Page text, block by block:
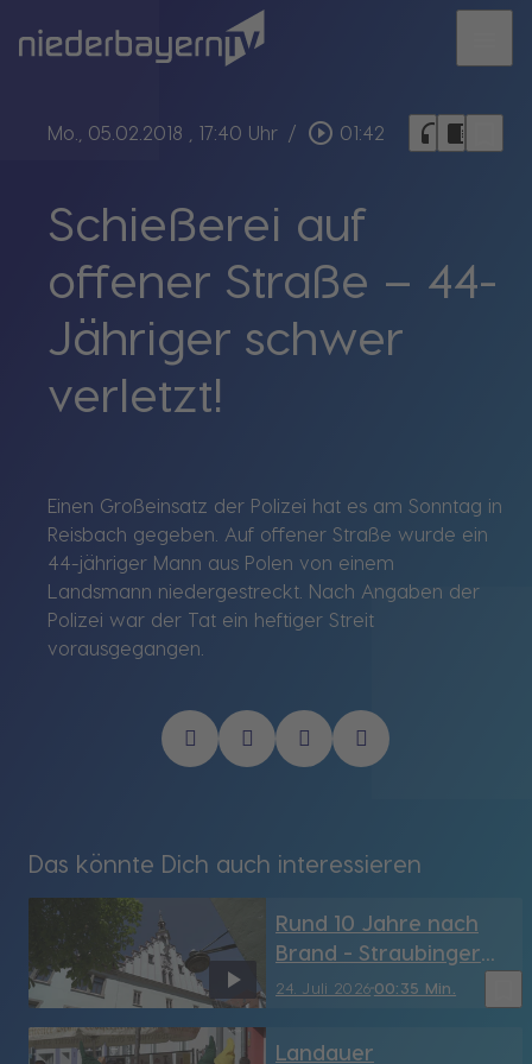
Mo., 05.02.2018 , 17:40 Uhr / play_circle_outline 01:42 headphones chrome_reader_mode
Schießerei auf
offener Straße – 44-
Jähriger schwer
verletzt!
Einen Großeinsatz der Polizei hat es am Sonntag in
Reisbach gegeben. Auf offener Straße wurde ein
44-jähriger Mann aus Polen von einem
Landsmann niedergestreckt. Nach Angaben der
Polizei war der Tat ein heftiger Streit
vorausgegangen.
Das könnte Dich auch interessieren
24. Juli 202600:35 Min.
Rund 10 Jahre nach
Brand - Straubinger
Rathaus hat sein
Türmchen wieder (SR)
Landauer